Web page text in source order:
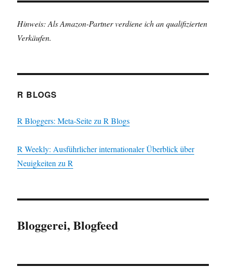
Hinweis: Als Amazon-Partner verdiene ich an qualifizierten
Verkäufen.
R BLOGS
R Bloggers: Meta-Seite zu R Blogs
R Weekly: Ausführlicher internationaler Überblick über
Neuigkeiten zu R
Bloggerei, Blogfeed